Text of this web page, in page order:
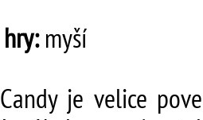
myší
je velice